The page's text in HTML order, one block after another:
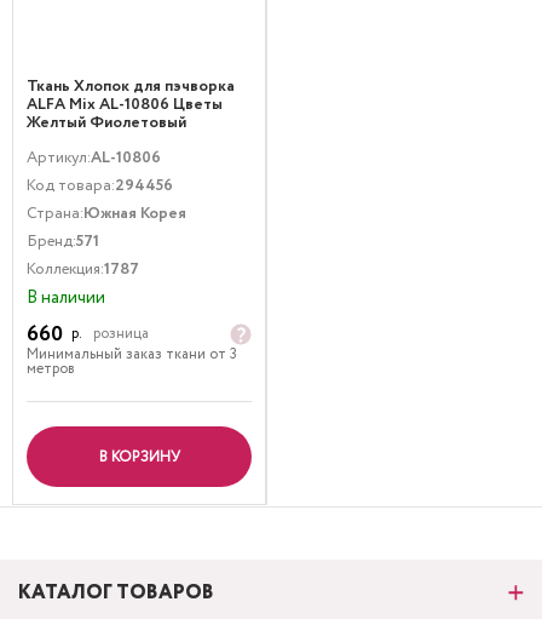
Ткань Хлопок для пэчворка
ALFA Mix AL-10806 Цветы
Желтый Фиолетовый
Артикул:AL-10806
Код товара:294456
Страна:Южная Корея
Бренд:571
Коллекция:1787
В наличии
660 р.
розница
Минимальный заказ ткани от 3
метров
В КОРЗИНУ
КАТАЛОГ ТОВАРОВ